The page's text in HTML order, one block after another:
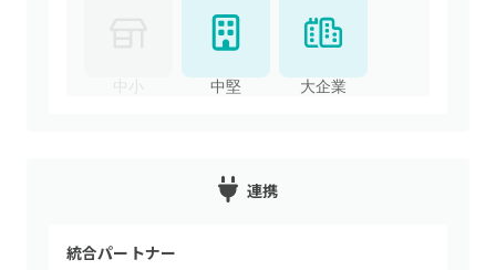
中堅 大企業
連携
統合パートナー